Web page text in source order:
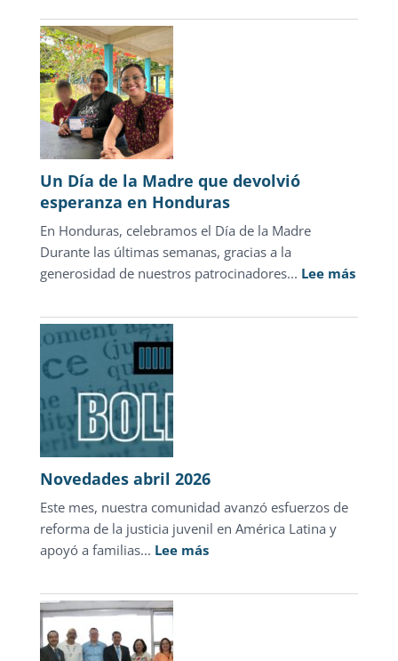
oficiales
desmienten
el
discurso
punitivo:
la
justicia
adolescentes
representa
sólo
1.3%
de
carpetas
de
investigación
Un Día de la Madre que devolvió
esperanza en Honduras
En Honduras, celebramos el Día de la Madre
Durante las últimas semanas, gracias a la
generosidad de nuestros patrocinadores... Lee más:
Día
Novedades abril 2026
Este mes, nuestra comunidad avanzó esfuerzos de
reforma de la justicia juvenil en América Latina y
apoyó a familias... Lee más:
abril